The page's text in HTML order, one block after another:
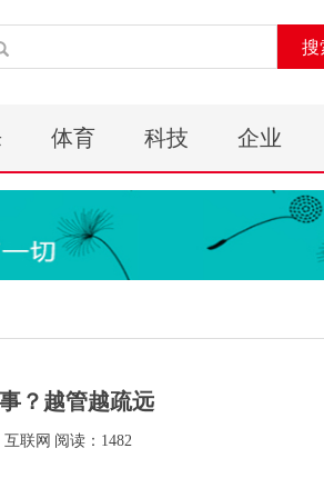
搜
体育 科技 企业
？越管越疏远
联网 阅读：1482